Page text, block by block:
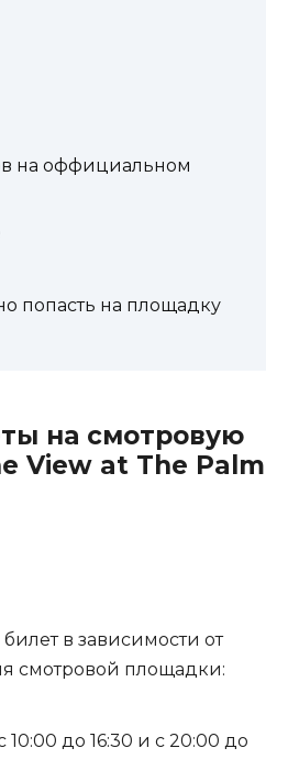
на оффициальном
попасть на площадку
на смотровую
View at The Palm
в зависимости от
смотровой площадки:
10:00 до 16:30 и с 20:00 до